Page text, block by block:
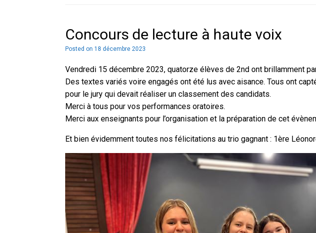
Concours de lecture à haute voix
Posted on 18 décembre 2023
Vendredi 15 décembre 2023, quatorze élèves de 2nd ont brillamment
Des textes variés voire engagés ont été lus avec aisance. Tous ont
pour le jury qui devait réaliser un classement des candidats.
Merci à tous pour vos performances oratoires.
Merci aux enseignants pour l’organisation et la préparation de cet
Et bien évidemment toutes nos félicitations au trio gagnant : 1ère